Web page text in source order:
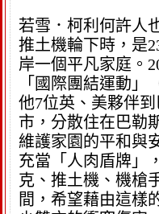
若雪．柯利何許人
推土機輪下時，是
岸一個平凡家庭。
「國際團結運動」
他7位英、美夥伴
市，分散住在巴勒
維護家園的平和與
充當「人肉盾牌」
克、推土機、機槍
間，希望藉由這樣